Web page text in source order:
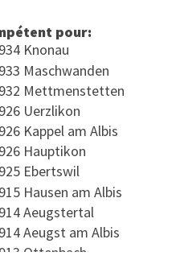
pour:
Knonau
Maschwanden
Mettmenstetten
Uerzlikon
Kappel am Albis
Hauptikon
Ebertswil
Hausen am Albis
Aeugstertal
Aeugst am Albis
Ottenbach